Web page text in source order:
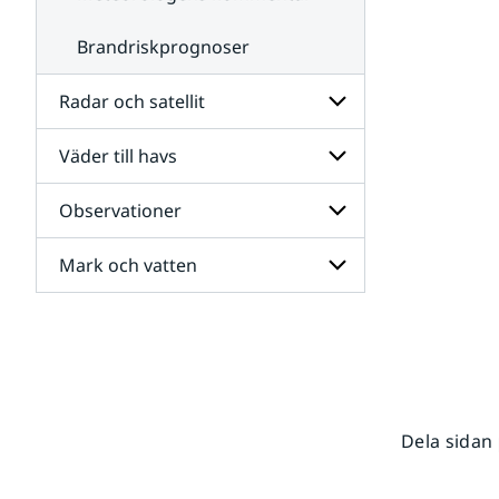
Brandriskprognoser
Radar och satellit
Undersidor
för
Radar
och
satellit
Väder till havs
Undersidor
för
Väder
till
havs
Observationer
Undersidor
för
Mark och vatten
Dela sidan